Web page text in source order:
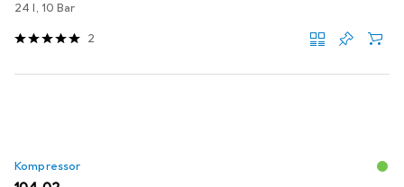
24 l, 10 Bar
2
Kompressor